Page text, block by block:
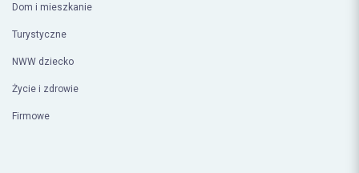
NWW dziecko
Firmowe